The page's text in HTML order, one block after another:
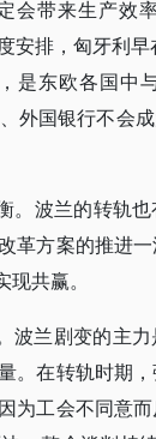
会带来生产效
安排，匈牙利
东欧各国中
外国银行不会
。波兰的转轨
革方案的推进
共赢。
波兰剧变的主
。在转轨时期
为工会不同意